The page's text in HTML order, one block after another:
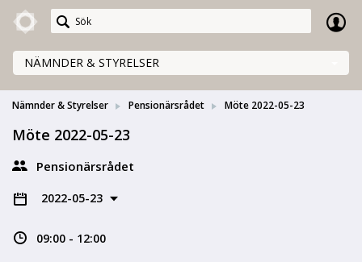
Meetings+
NÄMNDER & STYRELSER
Nämnder & Styrelser Pensionärsrådet Möte 2022-05-23
Möte 2022-05-23
Pensionärsrådet
2022-05-23
09:00 - 12:00